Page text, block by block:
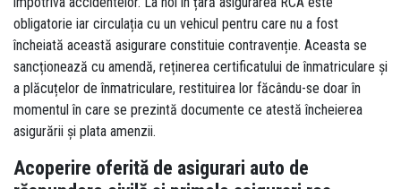
obligatorie iar circulația cu un vehicul pentru care nu a fost
încheiată această asigurare constituie contravenție. Aceasta se
sancționează cu amendă, reținerea certificatului de înmatriculare și
a plăcuțelor de înmatriculare, restituirea lor făcându-se doar în
momentul în care se prezintă documente ce atestă încheierea
asigurării și plata amenzii.
Acoperire oferită de asigurari auto de